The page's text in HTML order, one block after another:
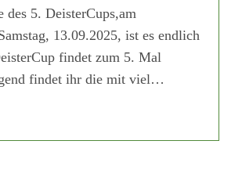
des 5. DeisterCups,am
13.09.2025, ist es endlich
findet zum 5. Mal
findet ihr die mit viel…